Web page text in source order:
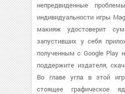
непредвиденные
индивидуальности игры
макияж удостоверит
запустивших у себя
полученным с Google Play
поддержите издателя,
Во главе угла в этой
стоящее графическое